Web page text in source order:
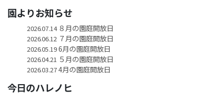
園よりお知らせ
2026.07.14８月の園庭開放日
2026.06.12 ７月の園庭開放日
2026.05.196月の園庭開放日
2026.04.21 ５月の園庭開放日
2026.03.274月の園庭開放日
今日のハレノヒ